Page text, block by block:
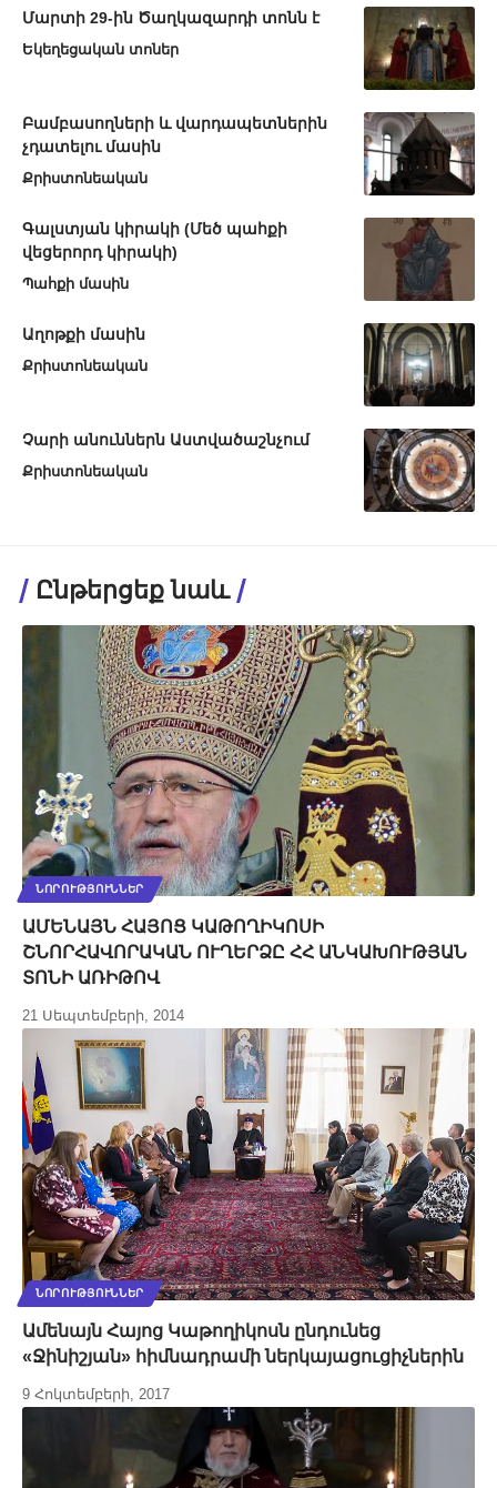
Մարտի 29-ին Ծաղկազարդի տոնն է
Եկեղեցական տոներ
Բամբասողների և վարդապետներին
չդատելու մասին
Քրիստոնեական
Գալստյան կիրակի (Մեծ պահքի
վեցերորդ կիրակի)
Պահքի մասին
Աղոթքի մասին
Քրիստոնեական
Չարի անուններն Աստվածաշնչում
Քրիստոնեական
Ընթերցեք նաև
ՆՈՐՈՒԹՅՈՒՆՆԵՐ
ԱՄԵՆԱՅՆ ՀԱՅՈՑ ԿԱԹՈՂԻԿՈՍԻ
ՇՆՈՐՀԱՎՈՐԱԿԱՆ ՈՒՂԵՐՁԸ ՀՀ ԱՆԿԱԽՈՒԹՅԱՆ
ՏՈՆԻ ԱՌԻԹՈՎ
21 Սեպտեմբերի, 2014
ՆՈՐՈՒԹՅՈՒՆՆԵՐ
Ամենայն Հայոց Կաթողիկոսն ընդունեց
«Ջինիշյան» հիմնադրամի ներկայացուցիչներին
9 Հոկտեմբերի, 2017